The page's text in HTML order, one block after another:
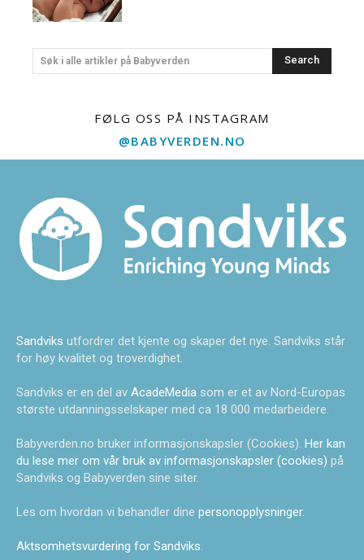
Søk i alle artikler på Babyverden Search
FØLG OSS PÅ INSTAGRAM
@BABYVERDEN.NO
Sandviks utfordrer det kjente og skaper det nye. Sandviks står
for høy kvalitet og troverdighet.
Sandviks er en del av AcadeMedia som er et av Nord-Europas
største utdanningsselskaper med ca 18 000 medarbeidere.
Babyverden.no bruker informasjonskapsler (Cookies). Her kan
du lese mer om vår bruk av informasjonskapsler (cookies) på
Sandviks og Babyverden sine siter.
Les om hvordan vi behandler dine personopplysninger.
Aktsomhetsvurdering for Sandviks.